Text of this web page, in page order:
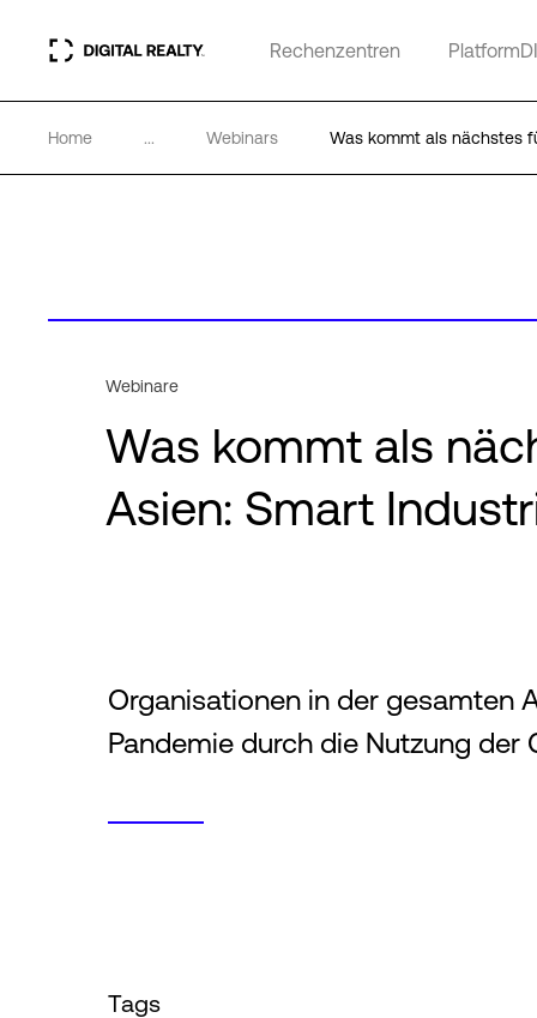
Rechenzentren
Home ... Webinars Was kommt als nächstes
Webinare
Was kommt als
Asien: Smart
Organisationen in der gesamten
Pandemie durch die Nutzung der
Tags